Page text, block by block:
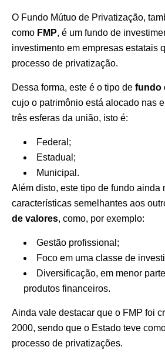
O Fundo Mútuo de Privatização,
como FMP, é um fundo de
investimento em empresas estatais
processo de privatização.
Dessa forma, este é o tipo de fundo
cujo o patrimônio está alocado nas
três esferas da união, isto é:
Federal;
Estadual;
Municipal.
Além disto, este tipo de fundo ainda
características semelhantes aos
de valores, como, por exemplo:
Gestão profissional;
Foco em uma classe de
Diversificação, em menor
produtos financeiros.
Ainda vale destacar que o FMP foi
2000, sendo que o Estado teve
processo de privatizações.